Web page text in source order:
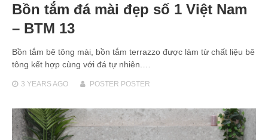
Bồn tắm đá mài đẹp số 1 Việt Nam
– BTM 13
Bồn tắm bê tông mài, bồn tắm terrazzo được làm từ chất liệu bê
tông kết hợp cùng với đá tự nhiên.…
3 YEARSAGO POSTER POSTER